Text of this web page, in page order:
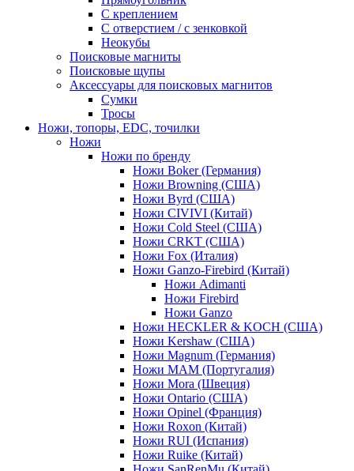
С креплением
С отверстием / с зенковкой
Неокубы
Поисковые магниты
Поисковые щупы
Аксессуары для поисковых магнитов
Сумки
Тросы
Ножи, топоры, EDC, точилки
Ножи
Ножи по бренду
Ножи Boker (Германия)
Ножи Browning (США)
Ножи Byrd (США)
Ножи CIVIVI (Китай)
Ножи Cold Steel (США)
Ножи CRKT (США)
Ножи Fox (Италия)
Ножи Ganzo-Firebird (Китай)
Ножи Adimanti
Ножи Firebird
Ножи Ganzo
Ножи HECKLER & KOCH (США)
Ножи Kershaw (США)
Ножи Magnum (Германия)
Ножи MAM (Португалия)
Ножи Mora (Швеция)
Ножи Ontario (США)
Ножи Opinel (Франция)
Ножи Roxon (Китай)
Ножи RUI (Испания)
Ножи Ruike (Китай)